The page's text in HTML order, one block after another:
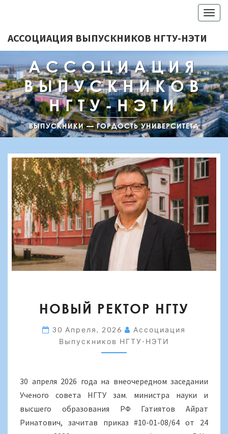
АССОЦИАЦИЯ ВЫПУСКНИКОВ НГТУ-НЭТИ
АССОЦИАЦИЯ
ВЫПУСКНИКОВ
НГТУ-НЭТИ
ВЫПУСКНИКИ — ГОРДОСТЬ УНИВЕРСИТЕТА
РЕКТОР
НГТУ
НОВЫЙ РЕКТОР НГТУ
30 Апреля, 2026
Ассоциация
Выпускников НГТУ-НЭТИ
30 апреля 2026 года на внеочередном заседании
Ученого совета НГТУ зам. министра науки и
высшего образования РФ Гатиятов Айрат
Ринатович, зачитав приказ #10-01-08/64 от 24